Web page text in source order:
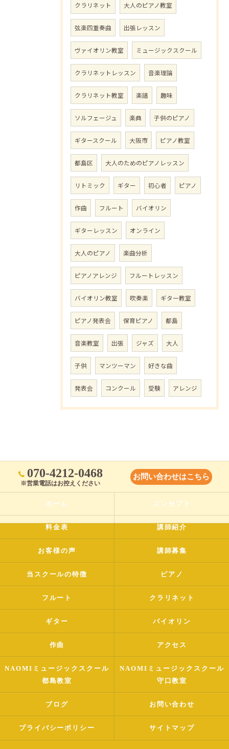
クラリネット 大人のピアノ教室
弦楽四重奏曲 出張レッスン
ヴァイオリン教室 ミュージックスクール
クラリネットレッスン 音楽理論
クラリネット教室 楽譜 趣味
ソルフェージュ 楽典 子供のピアノ
ギタースクール 大阪市 ピアノ教室
都島区 大人のためのピアノレッスン
リトミック ギター 初心者 ピアノ
作曲 フルート バイオリン
ギターレッスン オンライン
大人のピアノ 楽曲分析
ピアノアレンジ フルートレッスン
バイオリン教室 吹奏楽 ギター教室
ピアノ発表会 保育ピアノ 都島
音楽教室 出張 ジャズ 大人
子供 マンツーマン 好きな曲
発表会 コンクール 受験 アレンジ
070-4212-0468
※営業電話はお控えください
お問い合わせはこちら
ホーム コンセプト
料金表 講師紹介
お客様の声 講師募集
当スクールの特徴 ピアノ
フルート クラリネット
ギター バイオリン
作曲 アクセス
NAOMIミュージックスクール
都島教室
NAOMIミュージックスクール
守口教室
ブログ お問い合わせ
プライバシーポリシー サイトマップ